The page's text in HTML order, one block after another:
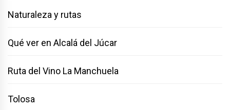
Naturaleza y rutas
Qué ver en Alcalá del Júcar
Ruta del Vino La Manchuela
Tolosa